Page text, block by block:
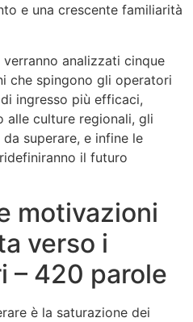
e una crescente familiarità
analizzati cinque
che spingono gli operatori
ingresso più efficaci,
alle culture regionali, gli
superare, e infine le
il futuro
motivazioni
verso i
– 420 parole
è la saturazione dei